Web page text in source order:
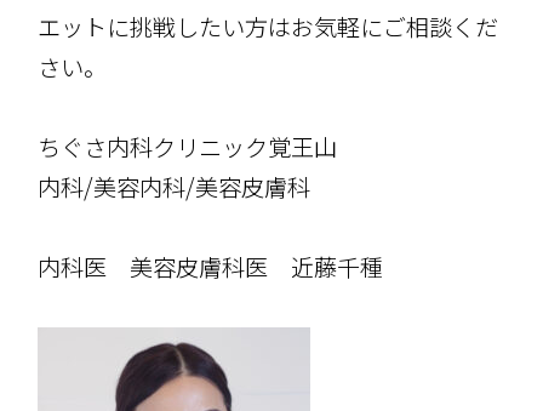
エットに挑戦したい方はお気軽にご相談くだ
さい。
ちぐさ内科クリニック覚王山
内科/美容内科/美容皮膚科
内科医 美容皮膚科医 近藤千種